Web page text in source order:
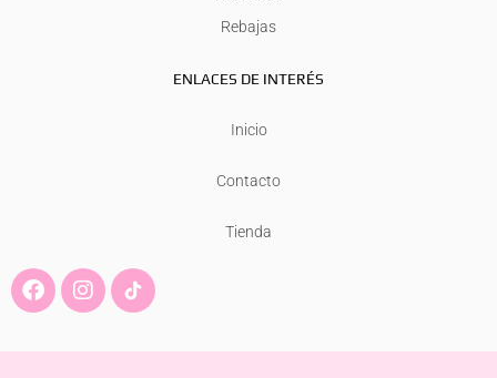
Rebajas
ENLACES DE INTERÉS
Inicio
Contacto
Tienda
F
a
e
I
n
t